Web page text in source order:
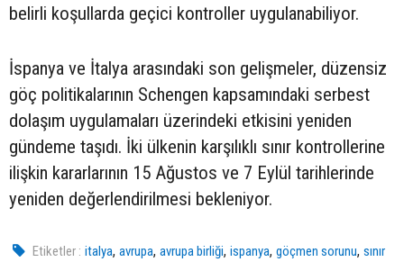
belirli koşullarda geçici kontroller uygulanabiliyor.
İspanya ve İtalya arasındaki son gelişmeler, düzensiz
göç politikalarının Schengen kapsamındaki serbest
dolaşım uygulamaları üzerindeki etkisini yeniden
gündeme taşıdı. İki ülkenin karşılıklı sınır kontrollerine
ilişkin kararlarının 15 Ağustos ve 7 Eylül tarihlerinde
yeniden değerlendirilmesi bekleniyor.
Etiketler : italya,avrupa,avrupa birliği,ispanya,göçmen sorunu,sınır